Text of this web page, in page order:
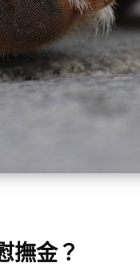
撫金？